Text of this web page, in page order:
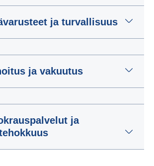
ja turvallisuus
ja vakuutus
ja